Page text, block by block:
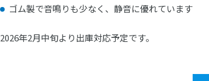
ゴム製で音鳴りも少なく、静音に優れています
2026年2月中旬より出庫対応予定です。